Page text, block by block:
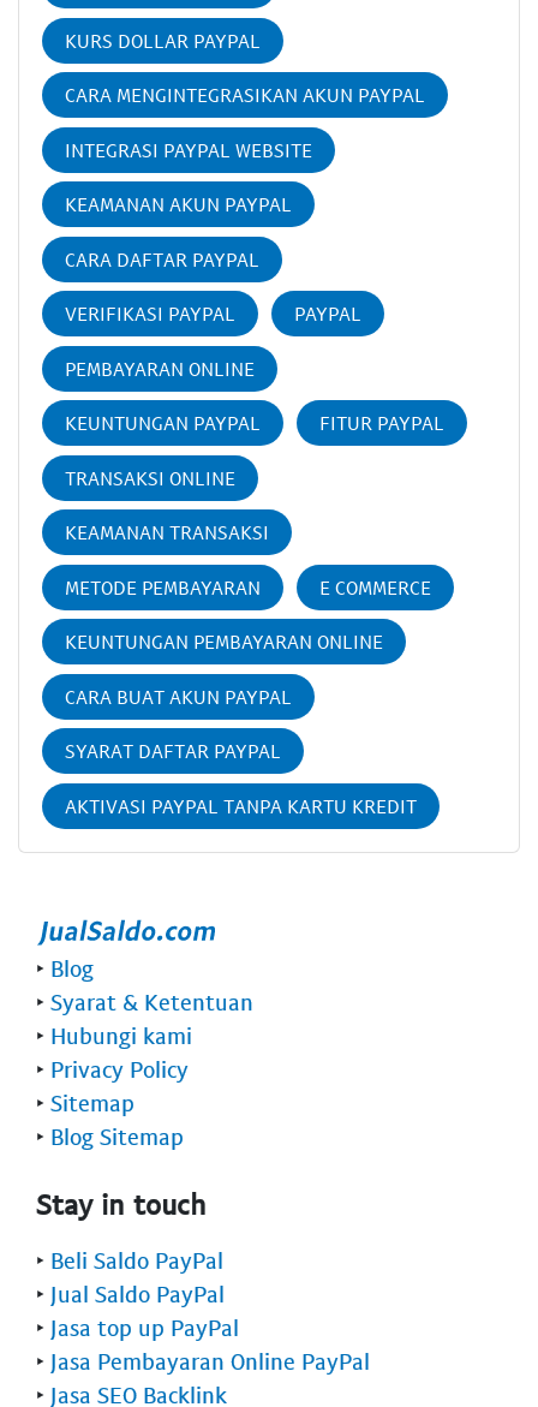
KURS DOLLAR PAYPAL
CARA MENGINTEGRASIKAN AKUN PAYPAL
INTEGRASI PAYPAL WEBSITE
KEAMANAN AKUN PAYPAL
CARA DAFTAR PAYPAL
VERIFIKASI PAYPAL PAYPAL
PEMBAYARAN ONLINE
KEUNTUNGAN PAYPAL FITUR PAYPAL
TRANSAKSI ONLINE
KEAMANAN TRANSAKSI
METODE PEMBAYARAN E COMMERCE
KEUNTUNGAN PEMBAYARAN ONLINE
CARA BUAT AKUN PAYPAL
SYARAT DAFTAR PAYPAL
AKTIVASI PAYPAL TANPA KARTU KREDIT
‣ Blog
‣ Syarat & Ketentuan
‣ Hubungi kami
‣ Privacy Policy
‣ Sitemap
‣ Blog Sitemap
Stay in touch
‣ Beli Saldo PayPal
‣ Jual Saldo PayPal
‣ Jasa top up PayPal
‣ Jasa Pembayaran Online PayPal
‣ Jasa SEO Backlink